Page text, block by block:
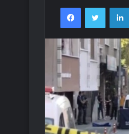
FacebookTwitter